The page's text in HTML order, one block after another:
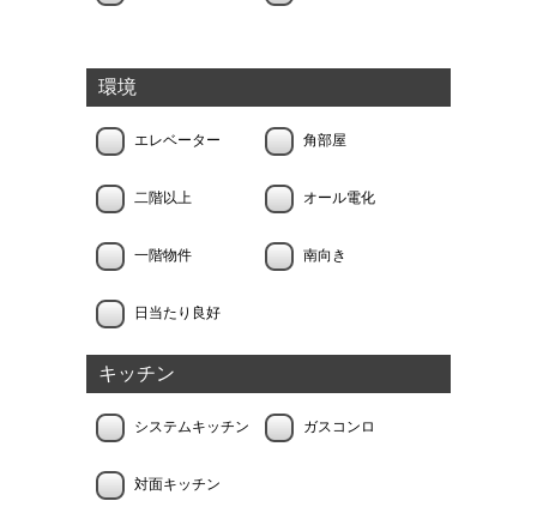
環境
エレベーター 角部屋
二階以上 オール電化
一階物件 南向き
日当たり良好
キッチン
システムキッチン ガスコンロ
対面キッチン